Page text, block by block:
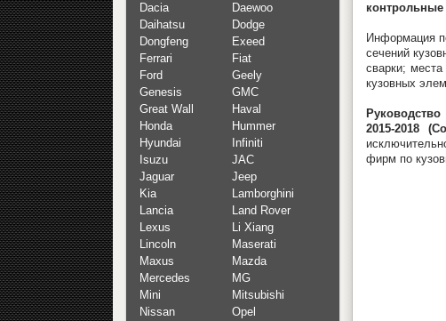
контрольные
Информация
сечений
сварки;
кузовных
2015-2018
фирм по
Dacia
Daewoo
Daihatsu
Dodge
Dongfeng
Exeed
Ferrari
Fiat
Ford
Geely
Genesis
GMC
Great Wall
Haval
Honda
Hummer
Hyundai
Infiniti
Isuzu
JAC
Jaguar
Jeep
Kia
Lamborghini
Lancia
Land Rover
Lexus
Li Xiang
Lincoln
Maserati
Maxus
Mazda
Mercedes
MG
Mini
Mitsubishi
Nissan
Opel